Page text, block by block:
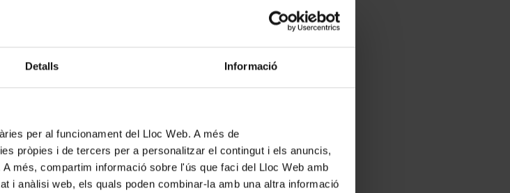
Detalls Informació
per al funcionament del Lloc Web. A més de
pròpies i de tercers per a personalitzar el contingut i els anuncis,
més, compartim informació sobre l'ús que faci del Lloc Web amb
i anàlisi web, els quals poden combinar-la amb una altra informació